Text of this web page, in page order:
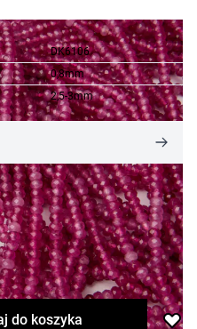
DK6106
0,8mm
2,5-3mm
Dostępność:wysoka
do koszyka